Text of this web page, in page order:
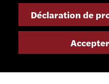
info@smsa.ch
Contact
Déclaration de